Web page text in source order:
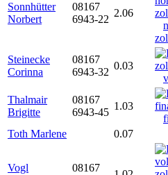
Sonnhütter
Norbert
08167
6943-22
2.06
Steinecke
Corinna
08167
6943-32
0.03
Thalmair
Brigitte
08167
6943-45
1.03
Toth Marlene
0.07
Vogl
08167